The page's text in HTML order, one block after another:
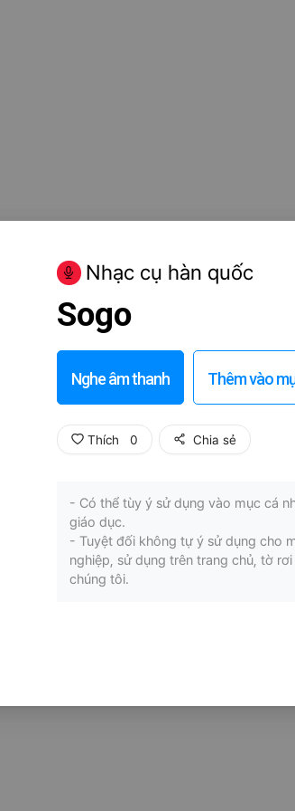
Nhạc cụ hàn quốc
Sogo
Nghe âm thanh Thêm vào
Thích 0 Chia sẻ
- Có thể tùy ý sử dụng vào mục cá
giáo dục.
- Tuyệt đối không tự ý sử dụng cho
nghiệp, sử dụng trên trang chủ, tờ
chúng tôi.